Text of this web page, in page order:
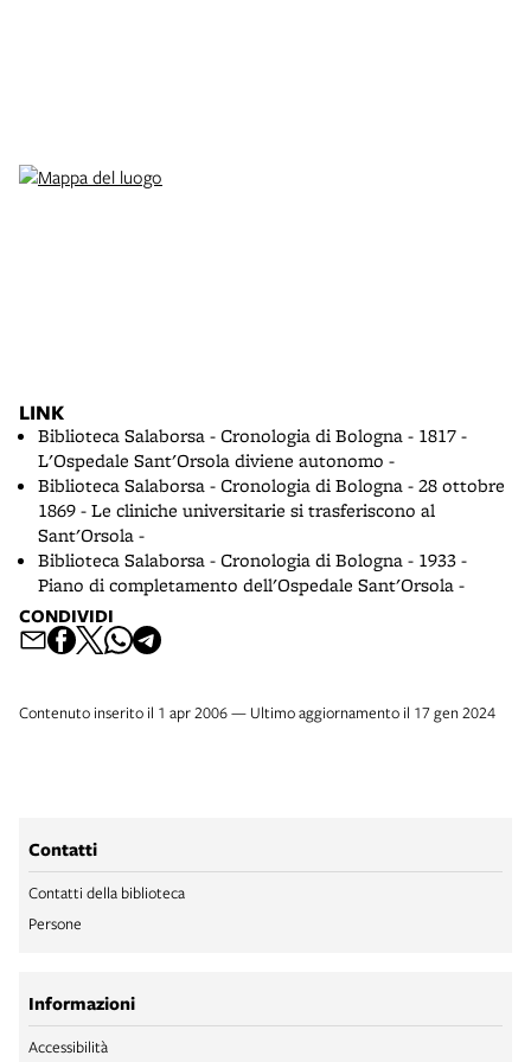
LINK
Biblioteca Salaborsa - Cronologia di Bologna - 1817 -
L'Ospedale Sant'Orsola diviene autonomo -
Biblioteca Salaborsa - Cronologia di Bologna - 28 ottobre
1869 - Le cliniche universitarie si trasferiscono al
Sant'Orsola -
Biblioteca Salaborsa - Cronologia di Bologna - 1933 -
Piano di completamento dell'Ospedale Sant'Orsola -
CONDIVIDI
Contenuto inserito il 1 apr 2006 — Ultimo aggiornamento il 17 gen 2024
Contatti
Contatti della biblioteca
Persone
Informazioni
Accessibilità